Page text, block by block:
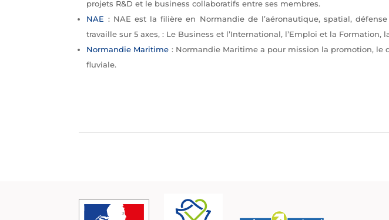
projets R&D et le business collaboratifs entre ses membres.
NAE : NAE est la filière en Normandie de l’aéronautique, spatial,
travaille sur 5 axes, : Le Business et l’International, l’Emploi et la
Normandie Maritime : Normandie Maritime a pour mission la promotion,
fluviale.